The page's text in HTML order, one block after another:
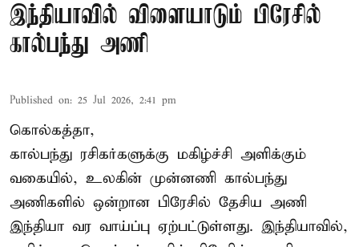
இந்தியாவில் விளையாடும் பிரேசில்
கால்பந்து அணி
Published on: 25 Jul 2026, 2:41 pm
கொல்கத்தா,
கால்பந்து ரசிகர்களுக்கு மகிழ்ச்சி அளிக்கும்
வகையில், உலகின் முன்னணி கால்பந்து
அணிகளில் ஒன்றான பிரேசில் தேசிய அணி
இந்தியா வர வாய்ப்பு ஏற்பட்டுள்ளது. இந்தியாவில்,